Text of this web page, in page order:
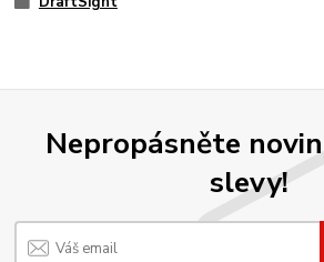
Nepropásněte
slevy!